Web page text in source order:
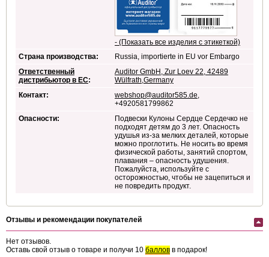
- (Показать все изделия с этикеткой)
Страна производства:
Russia, importierte in EU vor Embargo
Ответственный
дистрибьютор в ЕС:
Auditor GmbH, Zur Loev 22, 42489
Wülfrath,Germany
Контакт:
webshop@auditor585.de,
+4920581799862
Опасности:
Подвески Кулоны Сердце Сердечко не
подходят детям до 3 лет. Опасность
удушья из-за мелких деталей, которые
можно проглотить. Не носить во время
физической работы, занятий спортом,
плавания – опасность удушения.
Пожалуйста, используйте с
осторожностью, чтобы не зацепиться и
не повредить продукт.
Отзывы и рекомендации покупателей
Нет отзывов.
Оставь свой отзыв о товаре и получи 10 баллов в подарок!